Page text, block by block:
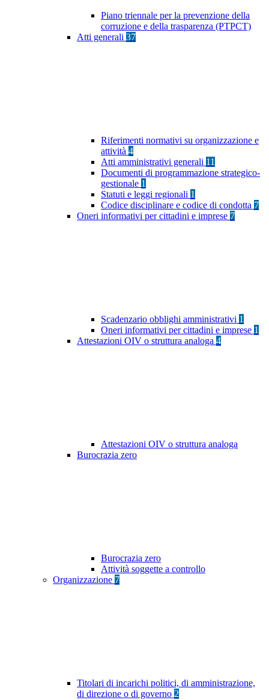
Piano triennale per la prevenzione della
corruzione e della trasparenza (PTPCT)
Atti generali 37
Riferimenti normativi su organizzazione e
attività 4
Atti amministrativi generali 11
Documenti di programmazione strategico-
gestionale 1
Statuti e leggi regionali 1
Codice disciplinare e codice di condotta 7
Oneri informativi per cittadini e imprese 7
Scadenzario obblighi amministrativi 1
Oneri informativi per cittadini e imprese 1
Attestazioni OIV o struttura analoga 4
Attestazioni OIV o struttura analoga
Burocrazia zero
Burocrazia zero
Attività soggette a controllo
Organizzazione 7
Titolari di incarichi politici, di amministrazione,
di direzione o di governo 2